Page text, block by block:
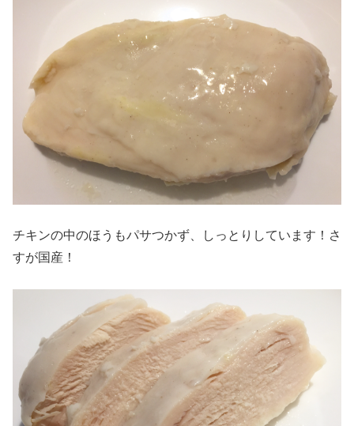
チキンの中のほうもパサつかず、しっとりしています！さ
すが国産！